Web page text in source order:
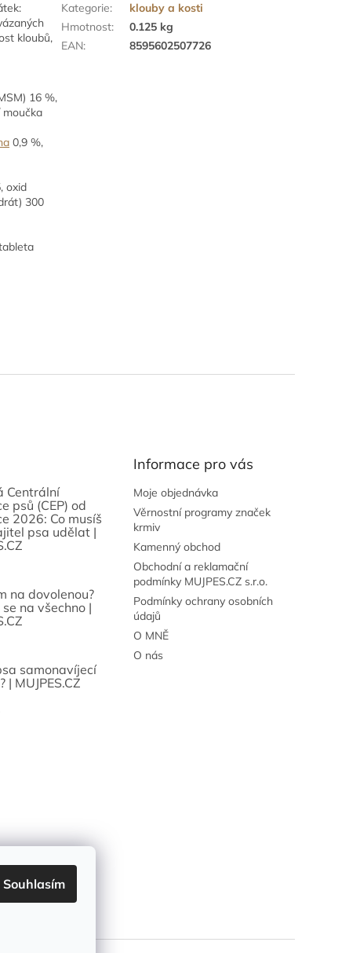
Souhlasím
kloubů,
16 %,
moučka
0,9 %,
oxid
300
Kategorie:
klouby a kosti
Hmotnost:
0.125 kg
EAN: 8595602507726
Centrální
psů (CEP) od
2026: Co musíš
psa udělat |
na dovolenou?
na všechno |
samonavíjecí
| MUJPES.CZ
Informace pro vás
Moje objednávka
Věrnostní programy značek
krmiv
Kamenný obchod
Obchodní a reklamační
podmínky MUJPES.CZ s.r.o.
Podmínky ochrany osobních
údajů
O MNĚ
O nás